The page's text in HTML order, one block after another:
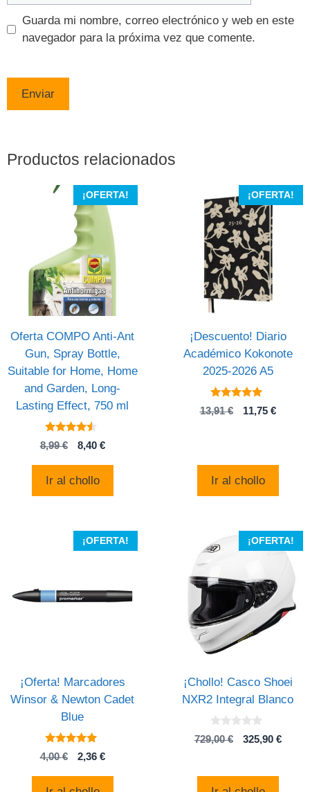
Guarda mi nombre, correo electrónico y web en este
navegador para la próxima vez que comente.
Productos relacionados
¡OFERTA!
Oferta COMPO Anti-Ant
Gun, Spray Bottle,
Suitable for Home, Home
and Garden, Long-
Lasting Effect, 750 ml
4.3
de 5
8,99€
El
original
8,40 €El
Ir al chollo
¡OFERTA!
¡Descuento! Diario
Académico Kokonote
2025-2026 A5
4.8
de 5
13,91€
El
13,91 €.
11,75 €El
11,75 €.
Ir al chollo
¡OFERTA!
¡Oferta! Marcadores
Winsor & Newton Cadet
Blue
de 5
4,00€
El
original
2,36 €El
¡OFERTA!
¡Chollo! Casco Shoei
NXR2 Integral Blanco
0
d
729,00€
El
325,90 €El